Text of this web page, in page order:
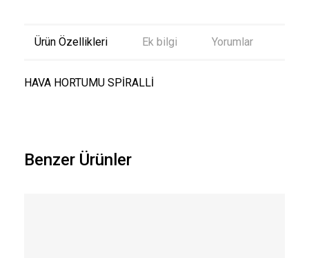
Ürün Özellikleri Ek bilgi Yorumlar
HAVA HORTUMU SPİRALLİ
Benzer Ürünler